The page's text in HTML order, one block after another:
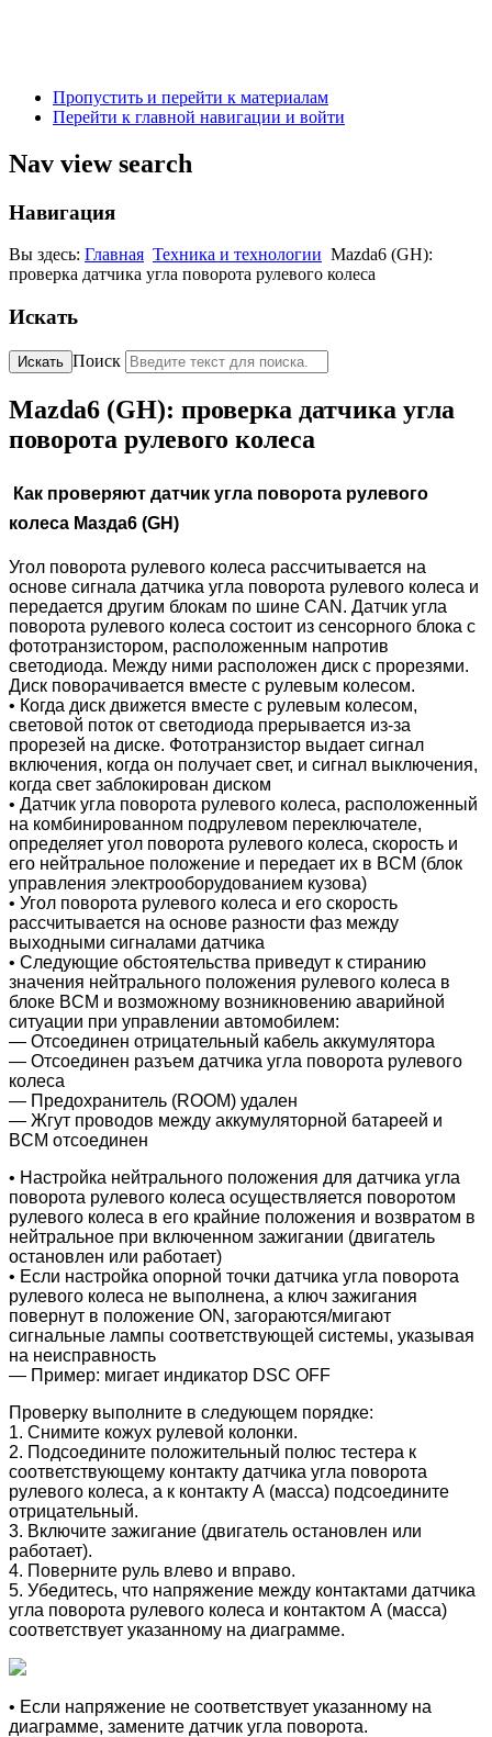
Пропустить и перейти к материалам
Перейти к главной навигации и войти
Nav view search
Навигация
Вы здесь: Главная Техника и технологии Mazda6 (GH):
проверка датчика угла поворота рулевого колеса
Искать
Искать Поиск
Mazda6 (GH): проверка датчика угла
поворота рулевого колеса
Как проверяют датчик угла поворота рулевого
колеса Мазда6 (GH)
Угол поворота рулевого колеса рассчитывается на
основе сигнала датчика угла поворота рулевого колеса и
передается другим блокам по шине CAN. Датчик угла
поворота рулевого колеса состоит из сенсорного блока с
фототранзистором, расположенным напротив
светодиода. Между ними расположен диск с прорезями.
Диск поворачивается вместе с рулевым колесом.
• Когда диск движется вместе с рулевым колесом,
световой поток от светодиода прерывается из-за
прорезей на диске. Фототранзистор выдает сигнал
включения, когда он получает свет, и сигнал выключения,
когда свет заблокирован диском
• Датчик угла поворота рулевого колеса, расположенный
на комбинированном подрулевом переключателе,
определяет угол поворота рулевого колеса, скорость и
его нейтральное положение и передает их в BCM (блок
управления электрооборудованием кузова)
• Угол поворота рулевого колеса и его скорость
рассчитывается на основе разности фаз между
выходными сигналами датчика
• Следующие обстоятельства приведут к стиранию
значения нейтрального положения рулевого колеса в
блоке BCM и возможному возникновению аварийной
ситуации при управлении автомобилем:
― Отсоединен отрицательный кабель аккумулятора
― Отсоединен разъем датчика угла поворота рулевого
колеса
― Предохранитель (ROOM) удален
― Жгут проводов между аккумуляторной батареей и
BCM отсоединен
• Настройка нейтрального положения для датчика угла
поворота рулевого колеса осуществляется поворотом
рулевого колеса в его крайние положения и возвратом в
нейтральное при включенном зажигании (двигатель
остановлен или работает)
• Если настройка опорной точки датчика угла поворота
рулевого колеса не выполнена, а ключ зажигания
повернут в положение ON, загораются/мигают
сигнальные лампы соответствующей системы, указывая
на неисправность
― Пример: мигает индикатор DSC OFF
Проверку выполните в следующем порядке:
1. Снимите кожух рулевой колонки.
2. Подсоедините положительный полюс тестера к
соответствующему контакту датчика угла поворота
рулевого колеса, а к контакту А (масса) подсоедините
отрицательный.
3. Включите зажигание (двигатель остановлен или
работает).
4. Поверните руль влево и вправо.
5. Убедитесь, что напряжение между контактами датчика
угла поворота рулевого колеса и контактом А (масса)
соответствует указанному на диаграмме.
• Если напряжение не соответствует указанному на
диаграмме, замените датчик угла поворота.